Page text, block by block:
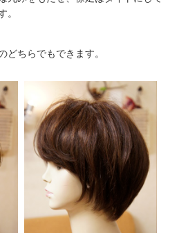
。
どちらでもできます。